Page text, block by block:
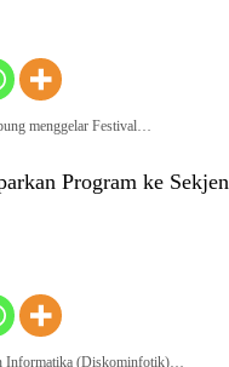
menggelar Festival…
Program ke Sekjen
Informatika (Diskominfotik)…